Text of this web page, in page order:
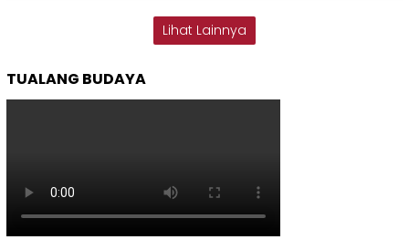
Lihat Lainnya
TUALANG BUDAYA